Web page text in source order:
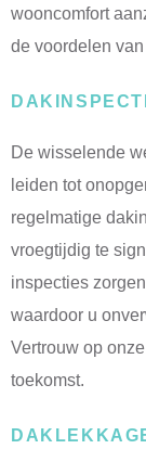
wooncomfort
de voordelen
De wisselende
leiden tot
regelmatige
vroegtijdig te
inspecties
waardoor u
Vertrouw op
toekomst.